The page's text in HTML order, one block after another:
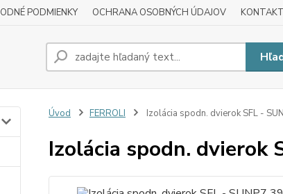
PODMIENKY OCHRANA OSOBNÝCH ÚDAJOV
Úvod FERROLI Izolácia spodn. dvierok SFL -
Izolácia spodn. dvierok